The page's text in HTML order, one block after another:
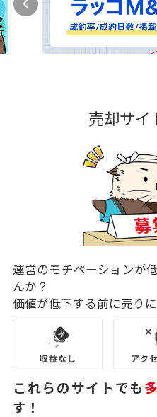
売却サイ
運営のモチベーションが
んか？
価値が低下する前に売り
これらのサイトでも
す！